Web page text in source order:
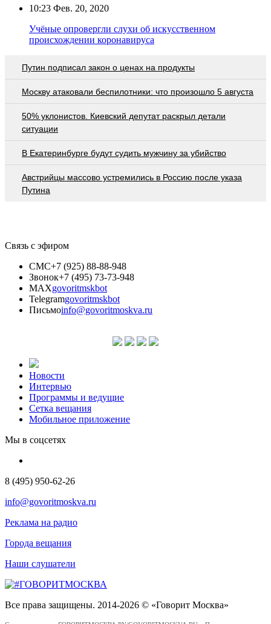
10:23 Фев. 20, 2020
Учёные опровергли слухи об искусственном
происхождении коронавируса
Путин подписал закон о ценах на продукты
Москву атаковали беспилотники: что произошло 5 августа
50% уклонистов. Киевский депутат раскрыл детали
ситуации
В Екатеринбурге будут судить мужчину за убийство
Австрийцы массово устремились в Россию после указа
Путина
Связь с эфиром
СМС+7 (925) 88-88-948
Звонок+7 (495) 73-73-948
MAXgovoritmskbot
Telegramgovoritmskbot
Письмоinfo@govoritmoskva.ru
Новости
Интервью
Программы и ведущие
Сетка вещания
Мобильное приложение
Мы в соцсетях
8 (495) 950-62-26
info@govoritmoskva.ru
Реклама на радио
Города вещания
Наши слушатели
Все права защищены. 2014-2026 © «Говорит Москва»